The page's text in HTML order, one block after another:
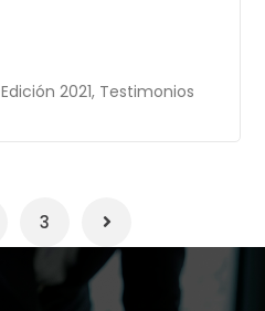
Edición 2021, Testimonios
3